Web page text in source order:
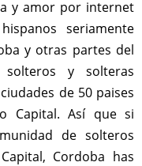
y amor por internet
seriamente
y otras partes del
solteros y solteras
de 50 paises
Capital. Así que si
de solteros
Cordoba has